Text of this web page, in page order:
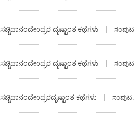
ಸಚ್ಚಿದಾನಂದೇಂದ್ರರ ದೃಷ್ಟಾಂತ ಕಥೆಗಳು |
ಸಚ್ಚಿದಾನಂದೇಂದ್ರರ ದೃಷ್ಟಾಂತ ಕಥೆಗಳು |
ಸಚ್ಚಿದಾನಂದೇಂದ್ರರದೃಷ್ಟಾಂತ ಕಥೆಗಳು | ಸಂಪುಟ.